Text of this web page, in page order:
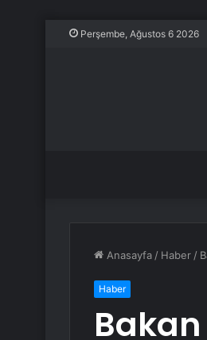
Perşembe, Ağustos 6 2026
Anasayfa / Haber /
Haber
Bakan